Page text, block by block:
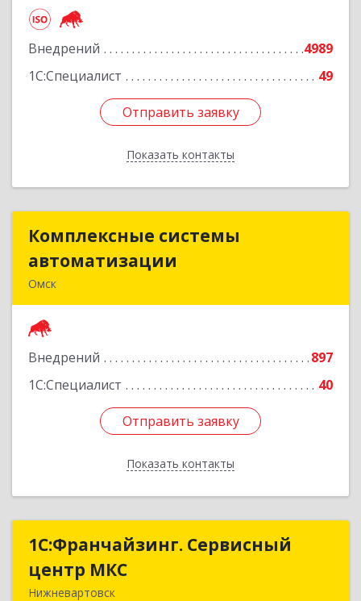
Внедрений
4989
1С:Специалист
49
Отправить заявку
Показать контакты
Отправить заявку
Назад
Комплексные системы
автоматизации
Омск
Внедрений
897
1С:Специалист
40
Отправить заявку
Показать контакты
Комплексные системы
Подробнее
Отправить заявку
Назад
1С:Франчайзинг. Сервисный
центр МКС
Нижневартовск
1С:Франчайзинг. Сервисный